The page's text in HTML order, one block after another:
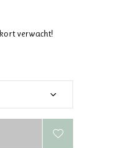
verwacht!